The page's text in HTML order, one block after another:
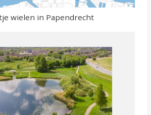
wielen in Papendrecht